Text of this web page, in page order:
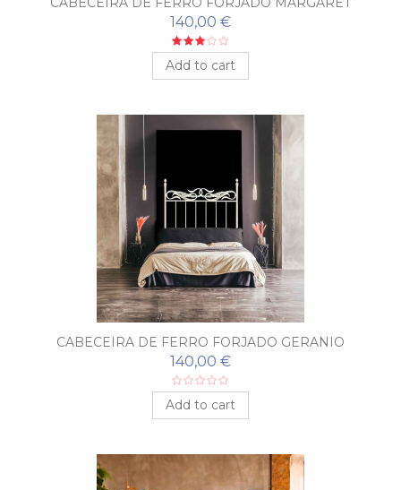
140,00 €
Add to cart
CABECEIRA DE FERRO FORJADO GERANIO
140,00 €
Add to cart